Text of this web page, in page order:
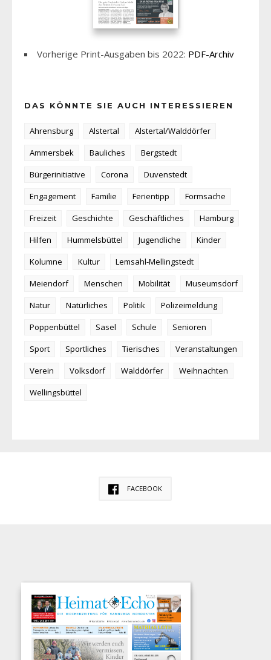
Vorherige Print-Ausgaben bis 2022: PDF-Archiv
DAS KÖNNTE SIE AUCH INTERESSIEREN
Ahrensburg Alstertal
Alstertal/Walddörfer
Ammersbek
Bauliches
Bergstedt
Bürgerinitiative
Corona
Duvenstedt
Engagement
Familie Ferientipp
Formsache
Freizeit
Geschichte Geschäftliches
Hamburg
Hilfen
Hummelsbüttel Jugendliche
Kinder
Kolumne
Kultur
Lemsahl-Mellingstedt
Meiendorf
Menschen Mobilität
Museumsdorf
Natur
Natürliches Politik
Polizeimeldung
Poppenbüttel
Sasel Schule
Senioren
Sport
Sportliches Tierisches
Veranstaltungen
Verein
Volksdorf Walddörfer
Weihnachten
Wellingsbüttel
FACEBOOK